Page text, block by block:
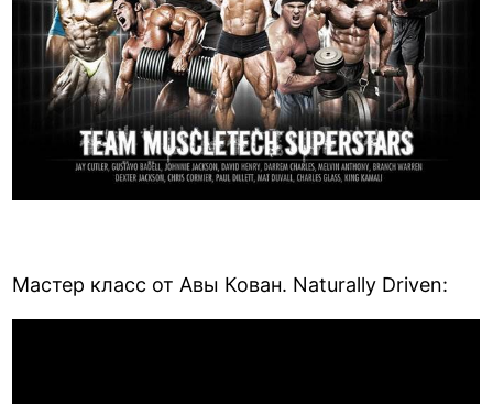
Мастер класс от Авы Кован. Naturally Driven: